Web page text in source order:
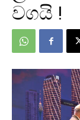
වගයි !